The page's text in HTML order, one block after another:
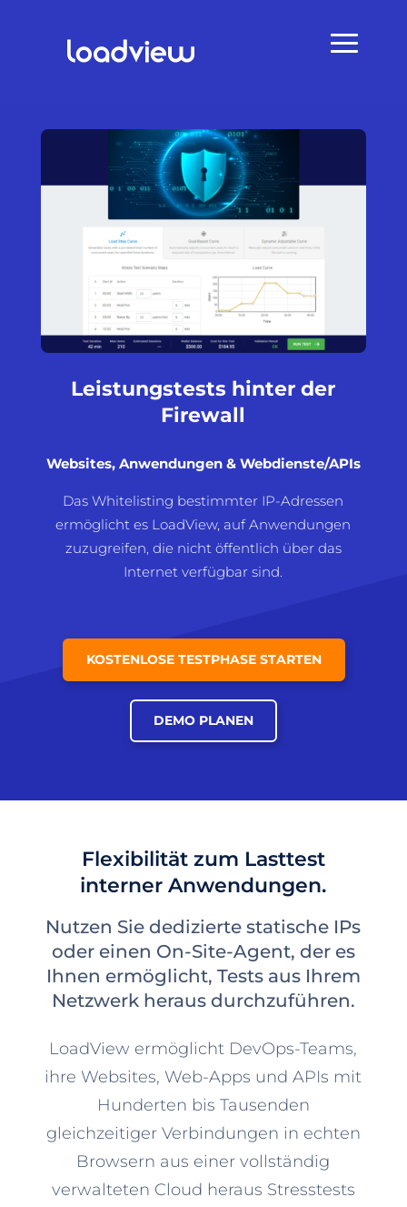
Leistungstests hinter der
Firewall
Websites, Anwendungen & Webdienste/APIs
Das Whitelisting bestimmter IP-Adressen
ermöglicht es LoadView, auf Anwendungen
zuzugreifen, die nicht öffentlich über das
Internet verfügbar sind.
KOSTENLOSE TESTPHASE STARTEN
DEMO PLANEN
Flexibilität zum Lasttest
interner Anwendungen.
Nutzen Sie dedizierte statische IPs
oder einen On-Site-Agent, der es
Ihnen ermöglicht, Tests aus Ihrem
Netzwerk heraus durchzuführen.
LoadView ermöglicht DevOps-Teams,
ihre Websites, Web-Apps und APIs mit
Hunderten bis Tausenden
gleichzeitiger Verbindungen in echten
Browsern aus einer vollständig
verwalteten Cloud heraus Stresstests